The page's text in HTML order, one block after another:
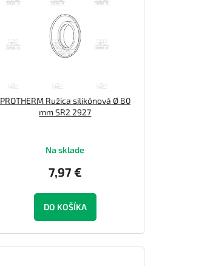
PROTHERM Ružica silikónová Ø 80
mm SR2 2927
Na sklade
7,97 €
DO KOŠÍKA